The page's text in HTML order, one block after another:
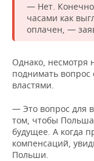
ФИГУРНОЕ
ВОДНЫЕ ВИДЫ
ХОККЕЙ С
МЕДИЦИНА
ОБРАЗОВАНИЕ
ПРОИСШЕСТВИЯ
— Нет. Конечно
часами как
оплачен, —
Однако, несмотря
поднимать
властями.
— Это вопрос для
том, чтобы
будущее. А когда
компенсаций,
Польши.